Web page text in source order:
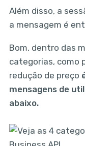
Além disso, a
a mensagem é
Bom, dentro das
categorias, como
redução de preço
mensagens de
abaixo.